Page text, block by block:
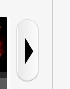
Лангольеры